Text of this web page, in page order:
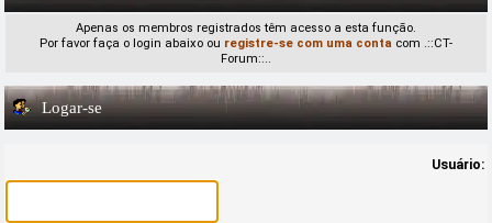
Apenas os membros registrados têm acesso a esta função.
Por favor faça o login abaixo ou registre-se com uma conta com .::CT-
Forum::..
Logar-se
Usuário: